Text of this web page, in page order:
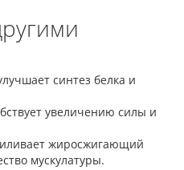
синтез белка и
увеличению силы и
жиросжигающий
мускулатуры.